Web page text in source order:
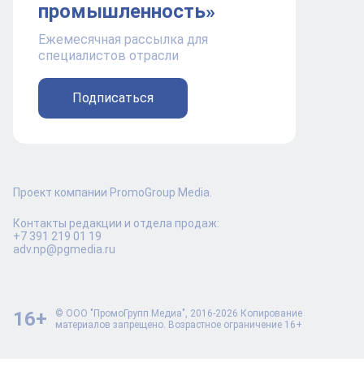
промышленность»
Ежемесячная рассылка для
специалистов отрасли
Подписаться
Проект компании PromoGroup Media.
Контакты редакции и отдела продаж:
+7 391 219 01 19
adv.np@pgmedia.ru
© ООО "ПромоГрупп Медиа", 2016-2026 Копирование
материалов запрещено. Возрастное ограничение 16+
16+